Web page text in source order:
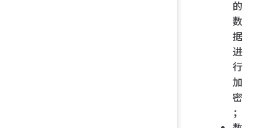
的
数
据
进
行
加
密
；